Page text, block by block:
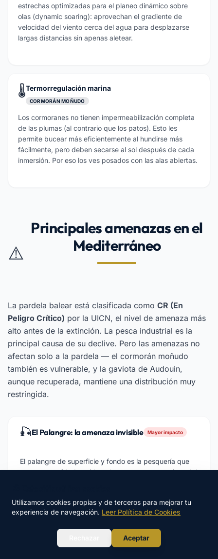
estrechas optimizadas para el planeo dinámico sobre
olas (dynamic soaring): aprovechan el gradiente de
velocidad del viento cerca del agua para desplazarse
largas distancias sin apenas aletear.
🌡️Termorregulación marina
CORMORÁN MOÑUDO
Los cormoranes no tienen impermeabilización completa
de las plumas (al contrario que los patos). Esto les
permite bucear más eficientemente al hundirse más
fácilmente, pero deben secarse al sol después de cada
inmersión. Por eso los ves posados con las alas abiertas.
⚠️
Principales amenazas en el
Mediterráneo
La pardela balear está clasificada como CR (En
Peligro Crítico) por la UICN, el nivel de amenaza más
alto antes de la extinción. La pesca industrial es la
principal causa de su declive. Pero las amenazas no
afectan solo a la pardela — el cormorán moñudo
también es vulnerable, y la gaviota de Audouin,
aunque recuperada, mantiene una distribución muy
restringida.
🎣El Palangre: la amenaza invisible Mayor impacto
El palangre de superficie y fondo es la pesquería que
mayor mortalidad accidental causa en aves marinas del
enganchadas y ahogándose. Se estima que el palangre
mata decenas de miles de aves marinas anualmente en
eficaces (espantapájaros, pesos en el sedal) pero su
adopción es todavía limitada.
Utilizamos cookies propias y de terceros para mejorar tu
experiencia de navegación. Leer Política de Cookies
Aceptar